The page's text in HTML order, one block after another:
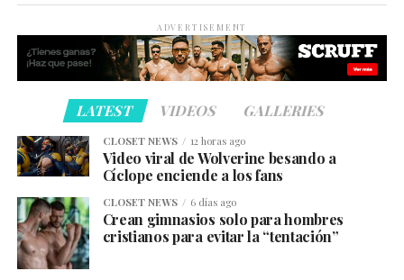
ADVERTISEMENT
LATEST VIDEOS GALLERIES
CLOSET NEWS 12 horas ago
Video viral de Wolverine besando a
Cíclope enciende a los fans
CLOSET NEWS 6 días ago
Crean gimnasios solo para hombres
cristianos para evitar la “tentación”